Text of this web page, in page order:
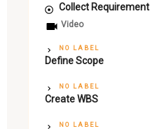
Collect Requirement
Video
NO LABEL
Define Scope
NO LABEL
Create WBS
NO LABEL